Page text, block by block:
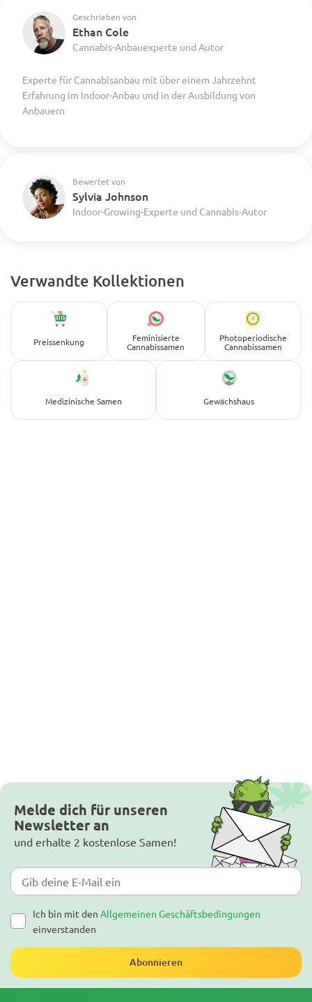
Geschrieben von
Ethan Cole
Cannabis-Anbauexperte und Autor
Experte für Cannabisanbau mit über einem Jahrzehnt
Erfahrung im Indoor-Anbau und in der Ausbildung von
Anbauern
Bewertet von
Sylvia Johnson
Indoor-Growing-Experte und Cannabis-Autor
Verwandte Kollektionen
Preissenkung
Feminisierte
Cannabissamen
Photoperiodische
Cannabissamen
Medizinische Samen Gewächshaus
Melde dich für unseren
Newsletter an
und erhalte 2 kostenlose Samen!
Ich bin mit den Allgemeinen Geschäftsbedingungen
einverstanden
Abonnieren